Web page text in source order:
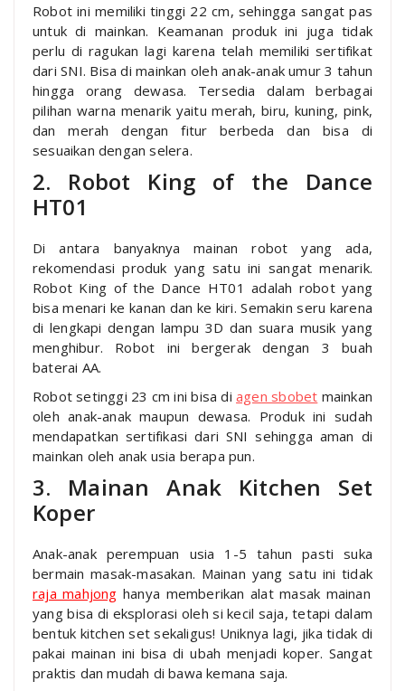
Robot ini memiliki tinggi 22 cm, sehingga sangat pas
untuk di mainkan. Keamanan produk ini juga tidak
perlu di ragukan lagi karena telah memiliki sertifikat
dari SNI. Bisa di mainkan oleh anak-anak umur 3 tahun
hingga orang dewasa. Tersedia dalam berbagai
pilihan warna menarik yaitu merah, biru, kuning, pink,
dan merah dengan fitur berbeda dan bisa di
sesuaikan dengan selera.
2. Robot King of the Dance
HT01
Di antara banyaknya mainan robot yang ada,
rekomendasi produk yang satu ini sangat menarik.
Robot King of the Dance HT01 adalah robot yang
bisa menari ke kanan dan ke kiri. Semakin seru karena
di lengkapi dengan lampu 3D dan suara musik yang
menghibur. Robot ini bergerak dengan 3 buah
baterai AA.
Robot setinggi 23 cm ini bisa diagen sbobet mainkan
oleh anak-anak maupun dewasa. Produk ini sudah
mendapatkan sertifikasi dari SNI sehingga aman di
mainkan oleh anak usia berapa pun.
3. Mainan Anak Kitchen Set
Koper
Anak-anak perempuan usia 1-5 tahun pasti suka
bermain masak-masakan. Mainan yang satu ini tidak
raja mahjong hanya memberikan alat masak mainan
yang bisa di eksplorasi oleh si kecil saja, tetapi dalam
bentuk kitchen set sekaligus! Uniknya lagi, jika tidak di
pakai mainan ini bisa di ubah menjadi koper. Sangat
praktis dan mudah di bawa kemana saja.